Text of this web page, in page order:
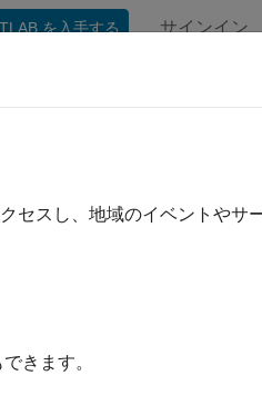
を入手する サインイン
化
ダイナミクス
レーターの運動学とダイナミ
てカスタム ロボット モデル
セスし、地域のイベントやサ
きます。